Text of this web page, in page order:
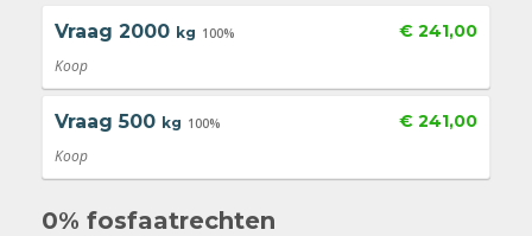
Vraag 2000 kg 100% € 241,00
Koop
Vraag 500 kg 100% € 241,00
Koop
0% fosfaatrechten